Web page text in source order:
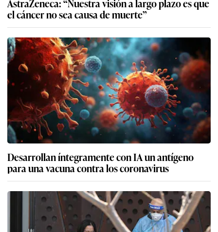
AstraZeneca: “Nuestra visión a largo plazo es que
el cáncer no sea causa de muerte”
Desarrollan íntegramente con IA un antígeno
para una vacuna contra los coronavirus